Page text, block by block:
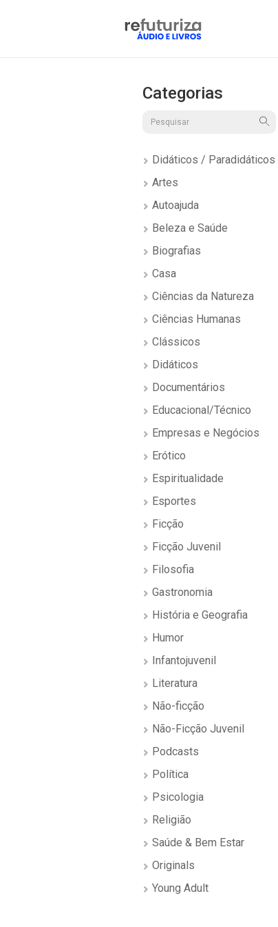
Categorias
Didáticos / Paradidáticos
Artes
Autoajuda
Beleza e Saúde
Biografias
Casa
Ciências da Natureza
Ciências Humanas
Clássicos
Didáticos
Documentários
Educacional/Técnico
Empresas e Negócios
Erótico
Espiritualidade
Esportes
Ficção
Ficção Juvenil
Filosofia
Gastronomia
História e Geografia
Humor
Infantojuvenil
Literatura
Não-ficção
Não-Ficção Juvenil
Podcasts
Política
Psicologia
Religião
Saúde & Bem Estar
Originals
Young Adult